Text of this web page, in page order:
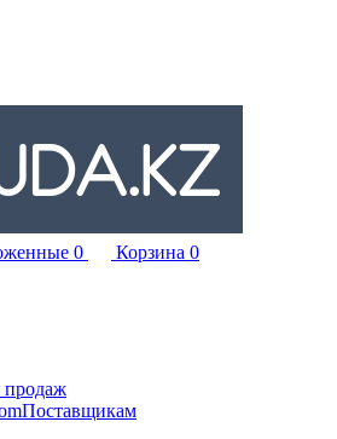
0 Корзина 0
продаж
Поставщикам